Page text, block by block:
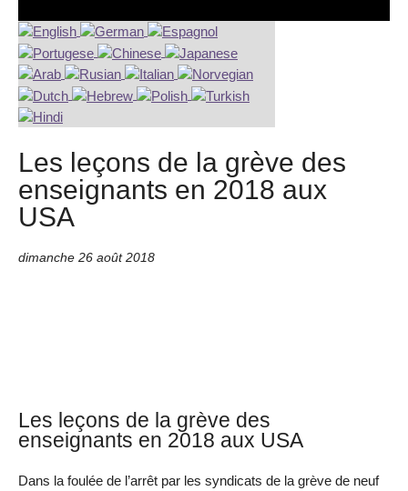
Les leçons de la grève des
enseignants en 2018 aux
USA
dimanche 26 août 2018
Les leçons de la grève des
enseignants en 2018 aux USA
Dans la foulée de l’arrêt par les syndicats de la grève de neuf